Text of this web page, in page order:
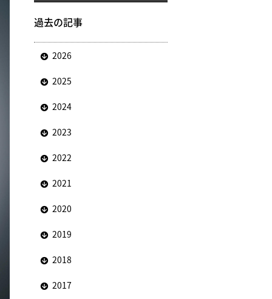
過去の記事
2026
2025
2024
2023
2022
2021
2020
2019
2018
2017